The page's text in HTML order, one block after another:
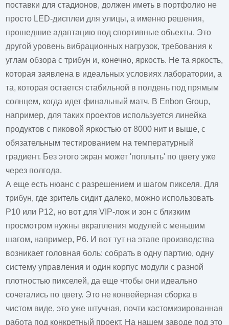
поставки для стадионов, должен иметь в портфолио не
просто LED-дисплеи для улицы, а именно решения,
прошедшие адаптацию под спортивные объекты. Это
другой уровень вибрационных нагрузок, требования к
углам обзора с трибун и, конечно, яркость. Не та яркость,
которая заявлена в идеальных условиях лаборатории, а
та, которая остается стабильной в полдень под прямым
солнцем, когда идет финальный матч. В Enbon Group,
например, для таких проектов используется линейка
продуктов с пиковой яркостью от 8000 нит и выше, с
обязательным тестированием на температурный
градиент. Без этого экран может 'поплыть' по цвету уже
через полгода.
А еще есть нюанс с разрешением и шагом пикселя. Для
трибун, где зритель сидит далеко, можно использовать
P10 или P12, но вот для VIP-лож и зон с близким
просмотром нужны вкрапления модулей с меньшим
шагом, например, P6. И вот тут на этапе производства
возникает головная боль: собрать в одну партию, одну
систему управления и один корпус модули с разной
плотностью пикселей, да еще чтобы они идеально
сочетались по цвету. Это не конвейерная сборка в
чистом виде, это уже штучная, почти кастомизированная
работа под конкретный проект. На нашем заводе под это